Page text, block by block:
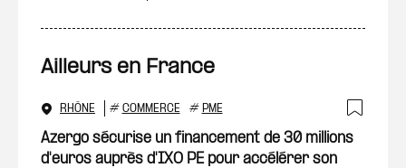
Ailleurs en France
RHÔNE # COMMERCE # PME
Azergo sécurise un financement de 30 millions
d'euros auprès d'IXO PE pour accélérer son